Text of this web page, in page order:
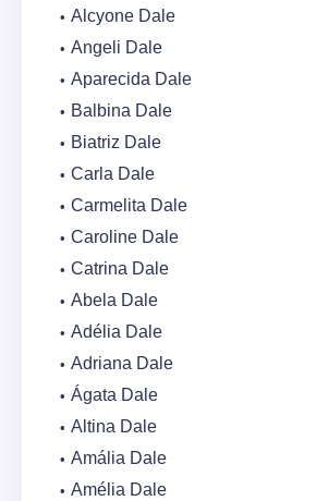
Alcyone Dale
Angeli Dale
Aparecida Dale
Balbina Dale
Biatriz Dale
Carla Dale
Carmelita Dale
Caroline Dale
Catrina Dale
Abela Dale
Adélia Dale
Adriana Dale
Ágata Dale
Altina Dale
Amália Dale
Amélia Dale